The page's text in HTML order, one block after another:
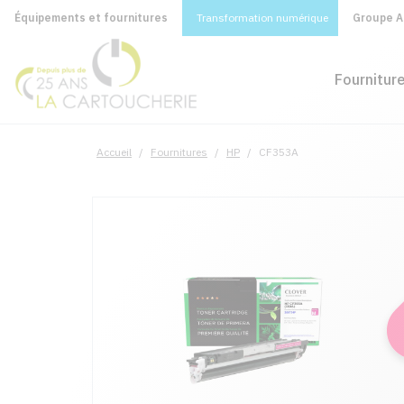
Équipements et fournitures Transformation numérique Groupe
Accueil / Fournitures / HP / CF353A